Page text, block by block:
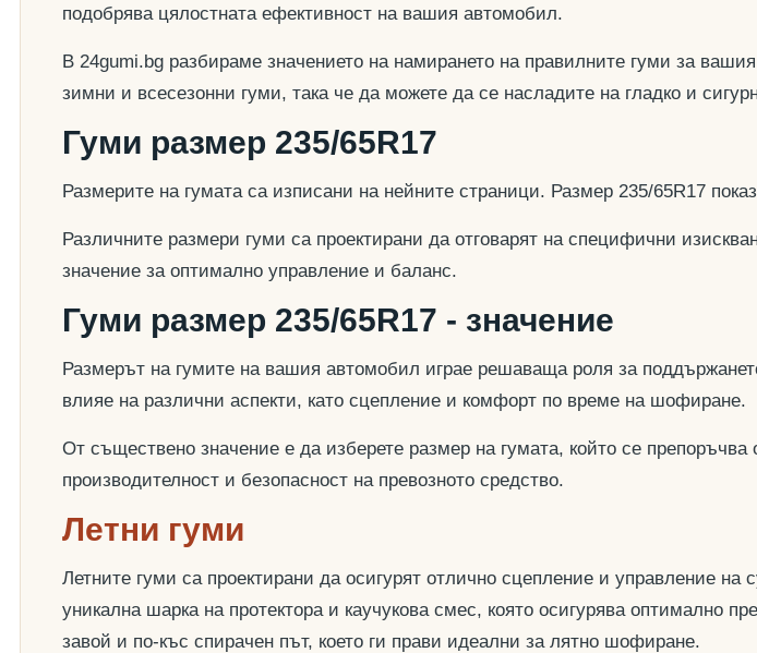
подобрява цялостната ефективност на вашия автомобил.
В 24gumi.bg разбираме значението на намирането на правилните гуми за
зимни и всесезонни гуми, така че да можете да се насладите на гладко и
Гуми размер 235/65R17
Размерите на гумата са изписани на нейните страници. Размер 235/65R17
Различните размери гуми са проектирани да отговарят на специфични
значение за оптимално управление и баланс.
Гуми размер 235/65R17 - значение
Размерът на гумите на вашия автомобил играе решаваща роля за
влияе на различни аспекти, като сцепление и комфорт по време на шофиране.
От съществено значение е да изберете размер на гумата, който се
производителност и безопасност на превозното средство.
Летни гуми
Летните гуми са проектирани да осигурят отлично сцепление и управление
уникална шарка на протектора и каучукова смес, която осигурява оптимално
завой и по-къс спирачен път, което ги прави идеални за лятно шофиране.